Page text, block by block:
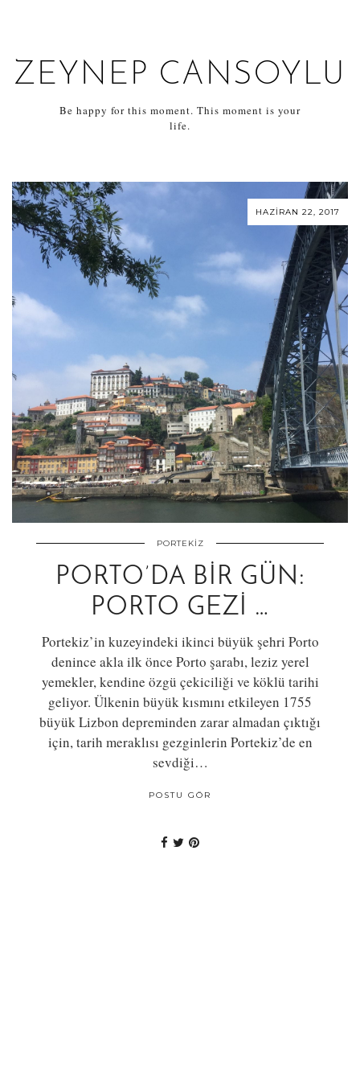
ZEYNEP CANSOYLU
Be happy for this moment. This moment is your
life.
HAZIRAN 22, 2017
PORTEKIZ
PORTO’DA BIR GÜN:
PORTO GEZI …
Portekiz’in kuzeyindeki ikinci büyük şehri Porto
denince akla ilk önce Porto şarabı, leziz yerel
yemekler, kendine özgü çekiciliği ve köklü tarihi
geliyor. Ülkenin büyük kısmını etkileyen 1755
büyük Lizbon depreminden zarar almadan çıktığı
için, tarih meraklısı gezginlerin Portekiz’de en
sevdiği…
POSTU GÖR